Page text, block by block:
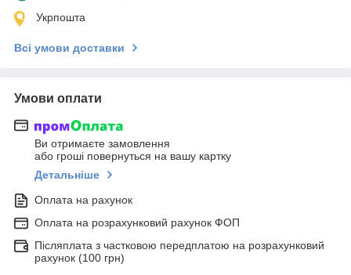
Укрпошта
Всі умови доставки
Умови оплати
Ви отримаєте замовлення
або гроші повернуться на вашу картку
Детальніше
Оплата на рахунок
Оплата на розрахунковий рахунок ФОП
Післяплата з частковою передплатою на розрахунковий
рахунок (100 грн)